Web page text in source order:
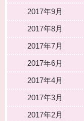
2017年9月
2017年8月
2017年7月
2017年6月
2017年4月
2017年3月
2017年2月